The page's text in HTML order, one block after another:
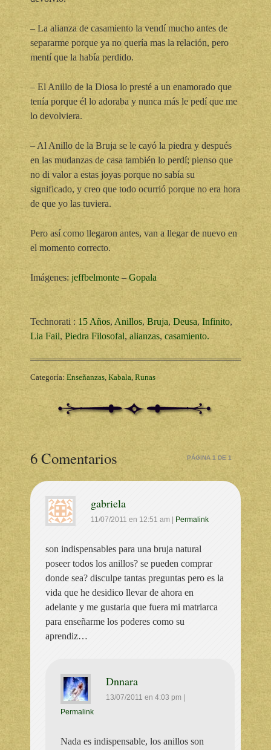
– La alianza de casamiento la vendí mucho antes de
separarme porque ya no quería mas la relación, pero
mentí que la había perdido.
– El Anillo de la Diosa lo presté a un enamorado que
tenía porque él lo adoraba y nunca más le pedí que me
lo devolviera.
– Al Anillo de la Bruja se le cayó la piedra y después
en las mudanzas de casa también lo perdí; pienso que
no di valor a estas joyas porque no sabía su
significado, y creo que todo ocurrió porque no era hora
de que yo las tuviera.
Pero así como llegaron antes, van a llegar de nuevo en
el momento correcto.
Imágenes: jeffbelmonte –Gopala
Technorati : 15 Años, Anillos, Bruja, Deusa, Infinito,
Lia Fail, Piedra Filosofal, alianzas, casamiento.
Categoría: Enseñanzas, Kabala, Runas
6 Comentarios PÁGINA 1 DE 1
gabriela
11/07/2011 en 12:51 am Permalink
son indispensables para una bruja natural
poseer todos los anillos? se pueden comprar
donde sea? disculpe tantas preguntas pero es la
vida que he desidico llevar de ahora en
adelante y me gustaria que fuera mi matriarca
para enseñarme los poderes como su
aprendiz…
Dnnara
13/07/2011 en 4:03 pm
Permalink
Nada es indispensable, los anillos son